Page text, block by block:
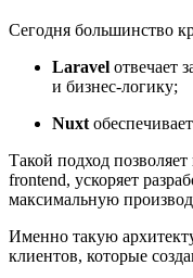
Сегодня большинство
Laravel отвечает
и бизнес-логику;
Nuxt
Такой подход
frontend, ускоряет
максимальную
Именно такую
клиентов, которые